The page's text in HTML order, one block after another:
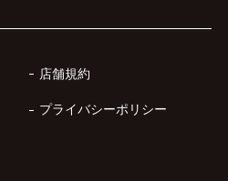
店舗規約
プライバシーポリシー